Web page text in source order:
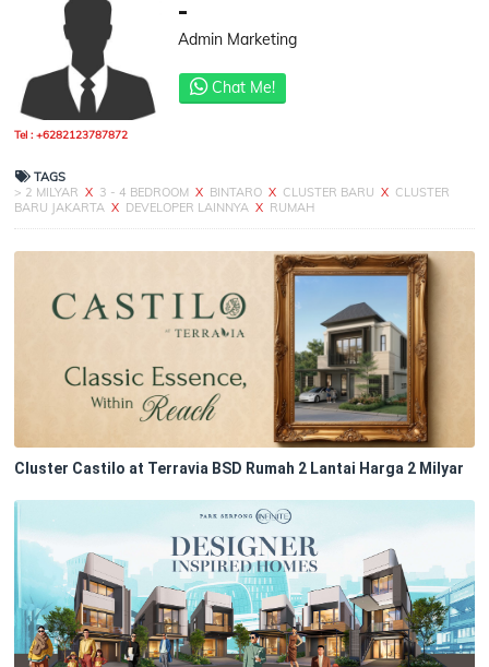
Tel : +6282123787872
-
Admin Marketing
Chat Me!
TAGS
> 2 MILYAR X 3 - 4 BEDROOM X BINTARO X CLUSTER BARU X CLUSTER
BARU JAKARTA X DEVELOPER LAINNYA X RUMAH
Cluster Castilo at Terravia BSD Rumah 2 Lantai Harga 2 Milyar